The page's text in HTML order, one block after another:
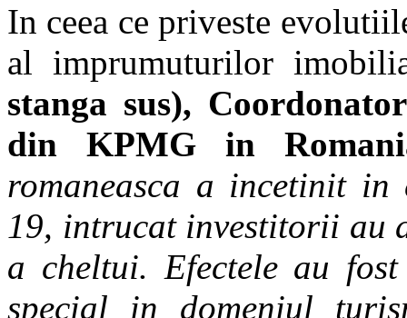
In ceea ce priveste
al imprumuturilor
stanga sus),
din KPMG in
romaneasca a incetinit in
19, intrucat investitorii au
a cheltui. Efectele au
special in domeniul